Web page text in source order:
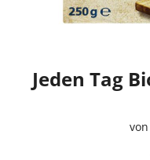
Jeden Tag
von